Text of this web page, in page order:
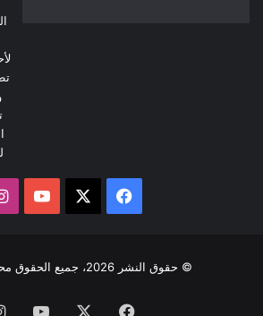
فيسبوك
© حقوق النشر 2026، جميع الحقوق محفوظة |
فيسبوك